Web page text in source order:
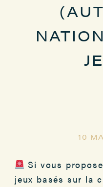
10
Si vous
jeux basés sur la